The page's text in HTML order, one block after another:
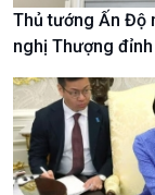
Thủ tướng Ấn Độ
nghị Thượng đỉnh